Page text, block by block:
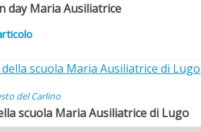
day Maria Ausiliatrice
del Carlino
scuola Maria Ausiliatrice di Lugo